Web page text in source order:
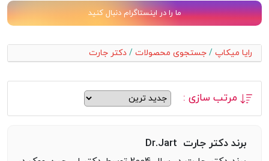
ما را در اینستاگرام دنبال کنید
رایا میکاپ / جستجوی محصولات / دکتر جارت
مرتب سازی :
برند دکتر جارت Dr.Jart